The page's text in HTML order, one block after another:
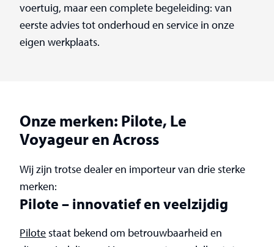
voertuig, maar een complete begeleiding: van
eerste advies tot onderhoud en service in onze
eigen werkplaats.
Onze merken: Pilote, Le
Voyageur en Across
Wij zijn trotse dealer en importeur van drie sterke
merken:
Pilote – innovatief en veelzijdig
Pilotestaat bekend om betrouwbaarheid en